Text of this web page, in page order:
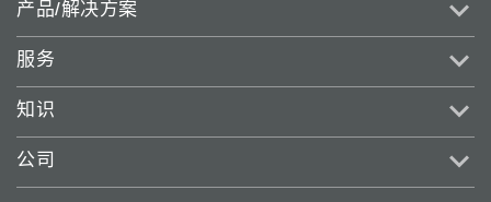
产品/解决方案
服务
知识
公司